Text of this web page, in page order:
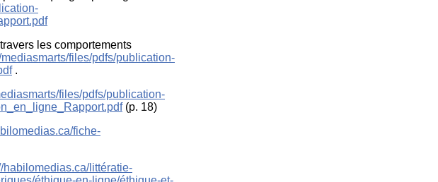
les comportements
files/pdfs/publication-
.
files/pdfs/publication-
(p. 18)
fiche-
habilomedias.ca/littératie-